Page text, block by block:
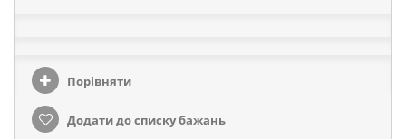
Порівняти
Додати до списку бажань